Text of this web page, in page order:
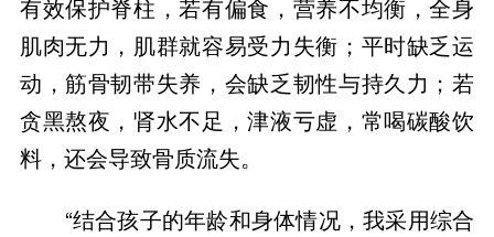
有效保护脊柱，若有偏食，营养不均衡，全身
肌肉无力，肌群就容易受力失衡；平时缺乏运
动，筋骨韧带失养，会缺乏韧性与持久力；若
贪黑熬夜，肾水不足，津液亏虚，常喝碳酸饮
“结合孩子的年龄和身体情况，我采用综合